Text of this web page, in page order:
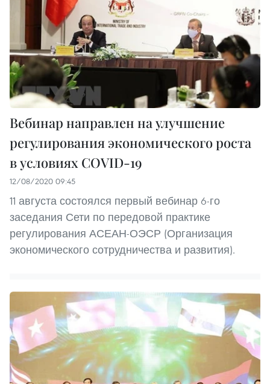
Вебинар направлен на улучшение
регулирования экономического роста
в условиях COVID-19
12/08/2020 09:45
11 августа состоялся первый вебинар 6-го
заседания Сети по передовой практике
регулирования АСЕАН-ОЭСР (Организация
экономического сотрудничества и развития).